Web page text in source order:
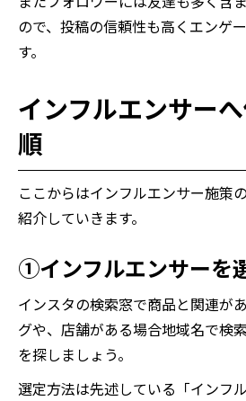
ので、投稿の信頼性も高くエンゲ
す。
インフルエンサー
順
ここからはインフルエンサー施策
紹介していきます。
①インフルエンサーを
インスタの検索窓で商品と関連が
グや、店舗がある場合地域名で検
を探しましょう。
選定方法は先述している「インフ